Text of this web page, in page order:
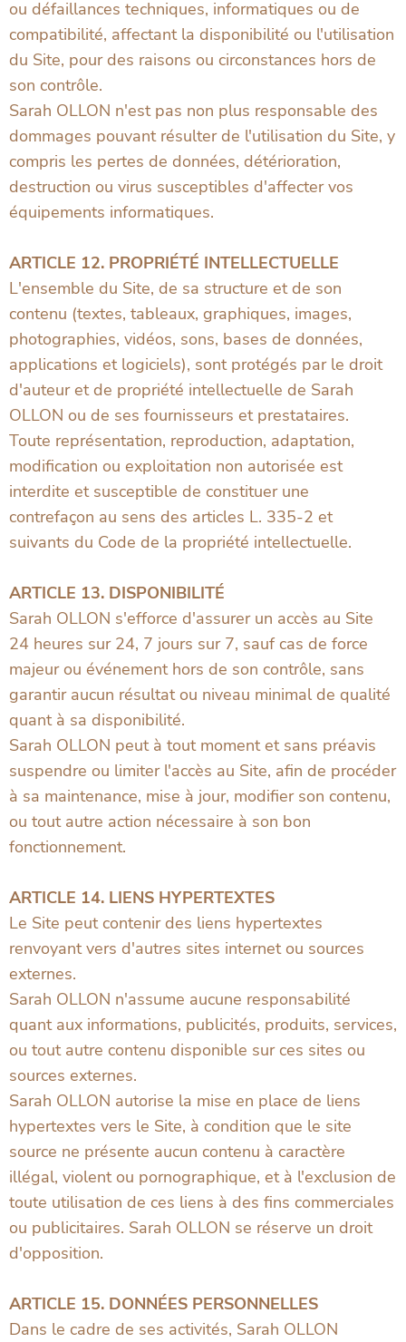
ou défaillances techniques, informatiques ou de
compatibilité, affectant la disponibilité ou l'utilisation
du Site, pour des raisons ou circonstances hors de
son contrôle.
Sarah OLLON n'est pas non plus responsable des
dommages pouvant résulter de l'utilisation du Site, y
compris les pertes de données, détérioration,
destruction ou virus susceptibles d'affecter vos
équipements informatiques.
ARTICLE 12. PROPRIÉTÉ INTELLECTUELLE
L'ensemble du Site, de sa structure et de son
contenu (textes, tableaux, graphiques, images,
photographies, vidéos, sons, bases de données,
applications et logiciels), sont protégés par le droit
d'auteur et de propriété intellectuelle de Sarah
OLLON ou de ses fournisseurs et prestataires.
Toute représentation, reproduction, adaptation,
modification ou exploitation non autorisée est
interdite et susceptible de constituer une
contrefaçon au sens des articles L. 335-2 et
suivants du Code de la propriété intellectuelle.
ARTICLE 13. DISPONIBILITÉ
Sarah OLLON s'efforce d'assurer un accès au Site
24 heures sur 24, 7 jours sur 7, sauf cas de force
majeur ou événement hors de son contrôle, sans
garantir aucun résultat ou niveau minimal de qualité
quant à sa disponibilité.
Sarah OLLON peut à tout moment et sans préavis
suspendre ou limiter l'accès au Site, afin de procéder
à sa maintenance, mise à jour, modifier son contenu,
ou tout autre action nécessaire à son bon
fonctionnement.
ARTICLE 14. LIENS HYPERTEXTES
Le Site peut contenir des liens hypertextes
renvoyant vers d'autres sites internet ou sources
externes.
Sarah OLLON n'assume aucune responsabilité
quant aux informations, publicités, produits, services,
ou tout autre contenu disponible sur ces sites ou
sources externes.
Sarah OLLON autorise la mise en place de liens
hypertextes vers le Site, à condition que le site
source ne présente aucun contenu à caractère
illégal, violent ou pornographique, et à l'exclusion de
toute utilisation de ces liens à des fins commerciales
ou publicitaires. Sarah OLLON se réserve un droit
d'opposition.
ARTICLE 15. DONNÉES PERSONNELLES
Dans le cadre de ses activités, Sarah OLLON